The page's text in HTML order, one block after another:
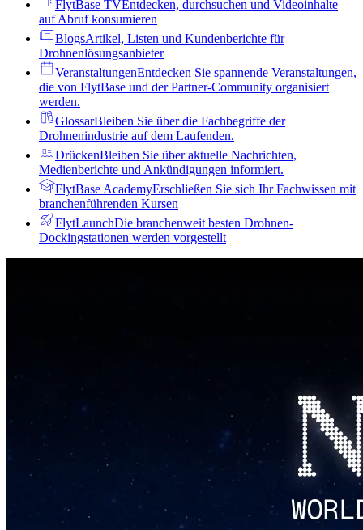
FlytBase TVEntdecken, durchsuchen und Videoinhalte
auf Abruf konsumieren
BlogsArtikel, Listen und Kundenberichte für
Drohnenlösungsanbieter
VeranstaltungenEntdecken Sie spannende Veranstaltungen,
die von FlytBase und der Partner-Community organisiert
werden.
GlossarBleiben Sie über die Fachbegriffe der
Drohnenindustrie auf dem Laufenden.
DrückenBleiben Sie über aktuelle Nachrichten,
Medienberichte und Ankündigungen informiert.
FlytBase AcademyErschließen Sie sich Ihr Fachwissen mit
branchenführenden Kursen
FlytLaunchDie branchenweit besten Drohnen-
Dockingstationen werden vorgestellt